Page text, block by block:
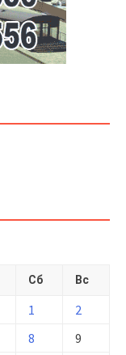
Сб Вс
1
2
8
9